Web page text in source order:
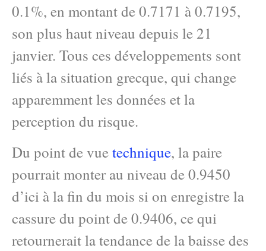
0.1%, en montant de 0.7171 à 0.7195,
son plus haut niveau depuis le 21
janvier. Tous ces développements sont
liés à la situation grecque, qui change
apparemment les données et la
perception du risque.
Du point de vuetechnique, la paire
pourrait monter au niveau de 0.9450
d’ici à la fin du mois si on enregistre la
cassure du point de 0.9406, ce qui
retournerait la tendance de la baisse des